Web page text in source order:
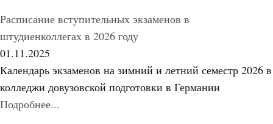
Расписание вступительных экзаменов в
штудиенколлегах в 2026 году
01.11.2025
Календарь экзаменов на зимний и летний семестр 2026 в
колледжи довузовской подготовки в Германии
Подробнее...